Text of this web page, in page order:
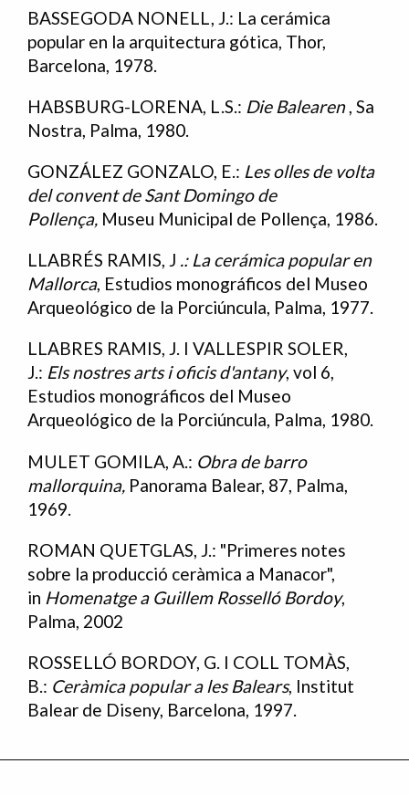
Bibliografia
BASSEGODA NONELL, J.: La cerámica
popular en la arquitectura gótica, Thor,
Barcelona, 1978.
HABSBURG-LORENA, L.S.: Die Balearen, Sa
Nostra, Palma, 1980.
GONZÁLEZ GONZALO, E.: Les olles de volta
del convent de Sant Domingo de
Pollença, Museu Municipal de Pollença, 1986.
LLABRÉS RAMIS, J .: La cerámica popular en
Mallorca, Estudios monográficos del Museo
Arqueológico de la Porciúncula, Palma, 1977.
LLABRES RAMIS, J. I VALLESPIR SOLER,
J.: Els nostres arts i oficis d'antany, vol 6,
Estudios monográficos del Museo
Arqueológico de la Porciúncula, Palma, 1980.
MULET GOMILA, A.: Obra de barro
mallorquina, Panorama Balear, 87, Palma,
1969.
ROMAN QUETGLAS, J.: "Primeres notes
sobre la producció ceràmica a Manacor",
in Homenatge a Guillem Rosselló Bordoy,
Palma, 2002
ROSSELLÓ BORDOY, G. I COLL TOMÀS,
B.: Ceràmica popular a les Balears, Institut
Balear de Diseny, Barcelona, 1997.